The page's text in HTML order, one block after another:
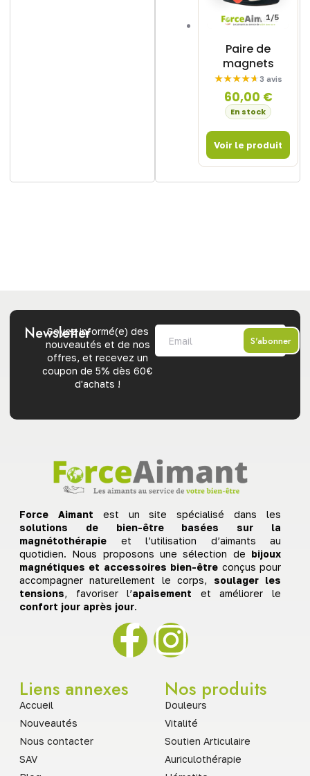
Paire de
magnets
3 avis
60,00 €
En stock
1/5
Newsletter
Soyez informé(e) des
nouveautés et de nos
offres, et recevez un
coupon de 5% dès 60€
d'achats !
S'abonner
Force Aimant est un site spécialisé dans les
solutions de bien-être basées sur la
magnétothérapie et l’utilisation d’aimants au
quotidien. Nous proposons une sélection de bijoux
magnétiques et accessoires bien-être conçus pour
accompagner naturellement le corps, soulager les
tensions, favoriser l’apaisement et améliorer le
confort jour après jour.
Liens annexes
Accueil
Nouveautés
Nous contacter
SAV
Nos produits
Douleurs
Vitalité
Soutien Articulaire
Auriculothérapie